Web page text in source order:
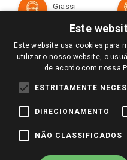
Televendas
Notícias
Perguntas frequentes
Identidade Visual
Trocas e Devoluções
Giassi
Redes Sociais
Pagamento e
Este
Este website usa cookies para
utilizar o nosso website, o
de acordo com nossa
ESTRITAMENTE
DIRECIONAMENTO
NÃO CLASSIFICADOS